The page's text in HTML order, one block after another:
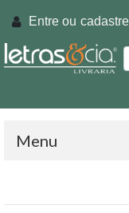
Entre ou
Menu